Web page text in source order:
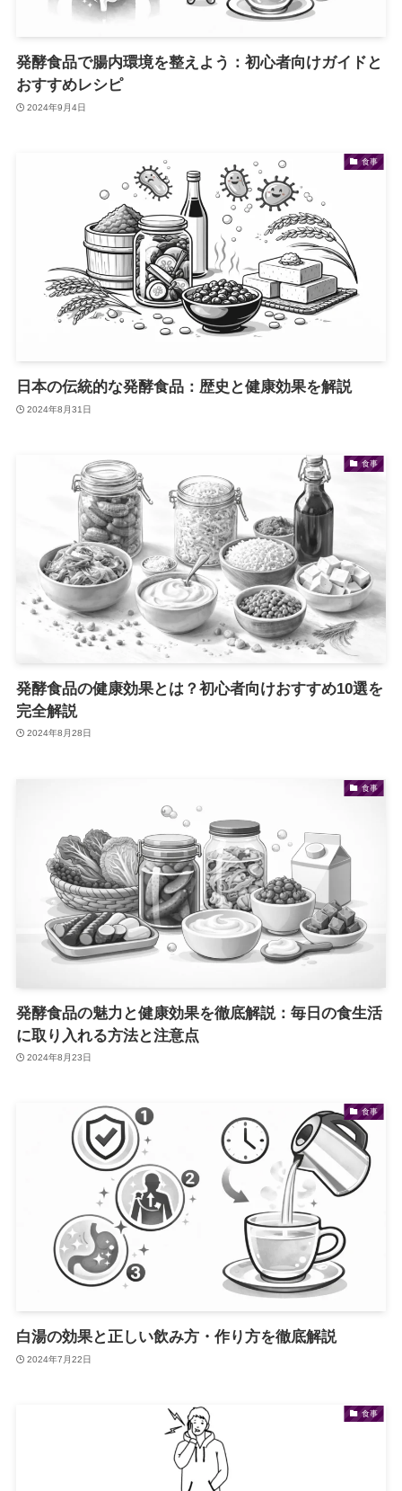
発酵食品で腸内環境を整えよう：初心者向けガイドと
おすすめレシピ
2024年9月4日
食事
日本の伝統的な発酵食品：歴史と健康効果を解説
2024年8月31日
食事
発酵食品の健康効果とは？初心者向けおすすめ10選を
完全解説
2024年8月28日
食事
発酵食品の魅力と健康効果を徹底解説：毎日の食生活
に取り入れる方法と注意点
2024年8月23日
食事
白湯の効果と正しい飲み方・作り方を徹底解説
2024年7月22日
食事